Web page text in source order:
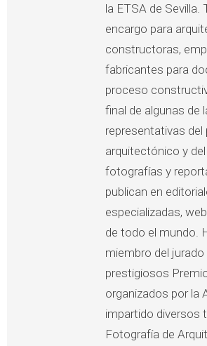
la ETSA de Sevilla.
encargo para
constructoras,
fabricantes para
proceso
final de algunas de
representativas del
arquitectónico y
fotografías y
publican en
especializadas,
de todo el mundo.
miembro del jurado
prestigiosos
organizados por la
impartido diversos
Fotografía de